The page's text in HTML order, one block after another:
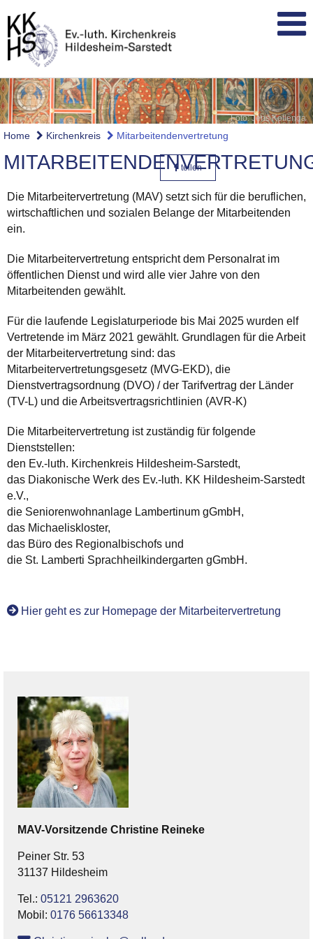
Foto: Jens Kotlenga
Home Kirchenkreis Mitarbeitendenvertretung
teilen
Die Mitarbeitervertretung (MAV) setzt sich für die beruflichen,
wirtschaftlichen und sozialen Belange der Mitarbeitenden
ein.
Die Mitarbeitervertretung entspricht dem Personalrat im
öffentlichen Dienst und wird alle vier Jahre von den
Mitarbeitenden gewählt.
Für die laufende Legislaturperiode bis Mai 2025 wurden elf
Vertretende im März 2021 gewählt. Grundlagen für die Arbeit
der Mitarbeitervertretung sind: das
Mitarbeitervertretungsgesetz (MVG-EKD), die
Dienstvertragsordnung (DVO) / der Tarifvertrag der Länder
(TV-L) und die Arbeitsvertragsrichtlinien (AVR-K)
Die Mitarbeitervertretung ist zuständig für folgende
Dienststellen:
den Ev.-luth. Kirchenkreis Hildesheim-Sarstedt,
das Diakonische Werk des Ev.-luth. KK Hildesheim-Sarstedt
e.V.,
die Seniorenwohnanlage Lambertinum gGmbH,
das Michaeliskloster,
das Büro des Regionalbischofs und
die St. Lamberti Sprachheilkindergarten gGmbH.
Hier geht es zur Homepage der Mitarbeitervertretung
MAV-Vorsitzende Christine Reineke
Peiner Str. 53
31137 Hildesheim
Tel.: 05121 2963620
Mobil: 0176 56613348